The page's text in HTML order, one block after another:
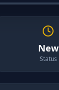
New
Status